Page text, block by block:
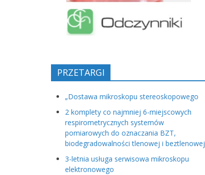
PRZETARGI
„Dostawa mikroskopu stereoskopowego
2 komplety co najmniej 6-miejscowych
respirometrycznych systemów
pomiarowych do oznaczania BZT,
biodegradowalności tlenowej i beztlenowej
3-letnia usługa serwisowa mikroskopu
elektronowego